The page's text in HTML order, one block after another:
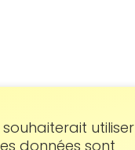
utiliser
données sont